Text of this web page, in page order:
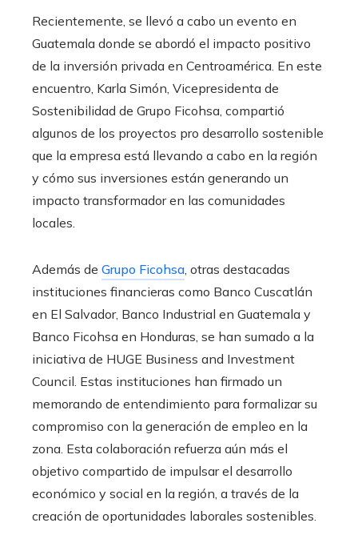
Recientemente, se llevó a cabo un evento en
Guatemala donde se abordó el impacto positivo
de la inversión privada en Centroamérica. En este
encuentro, Karla Simón, Vicepresidenta de
Sostenibilidad de Grupo Ficohsa, compartió
algunos de los proyectos pro desarrollo sostenible
que la empresa está llevando a cabo en la región
y cómo sus inversiones están generando un
impacto transformador en las comunidades
locales.
Además de Grupo Ficohsa, otras destacadas
instituciones financieras como Banco Cuscatlán
en El Salvador, Banco Industrial en Guatemala y
Banco Ficohsa en Honduras, se han sumado a la
iniciativa de HUGE Business and Investment
Council. Estas instituciones han firmado un
memorando de entendimiento para formalizar su
compromiso con la generación de empleo en la
zona. Esta colaboración refuerza aún más el
objetivo compartido de impulsar el desarrollo
económico y social en la región, a través de la
creación de oportunidades laborales sostenibles.